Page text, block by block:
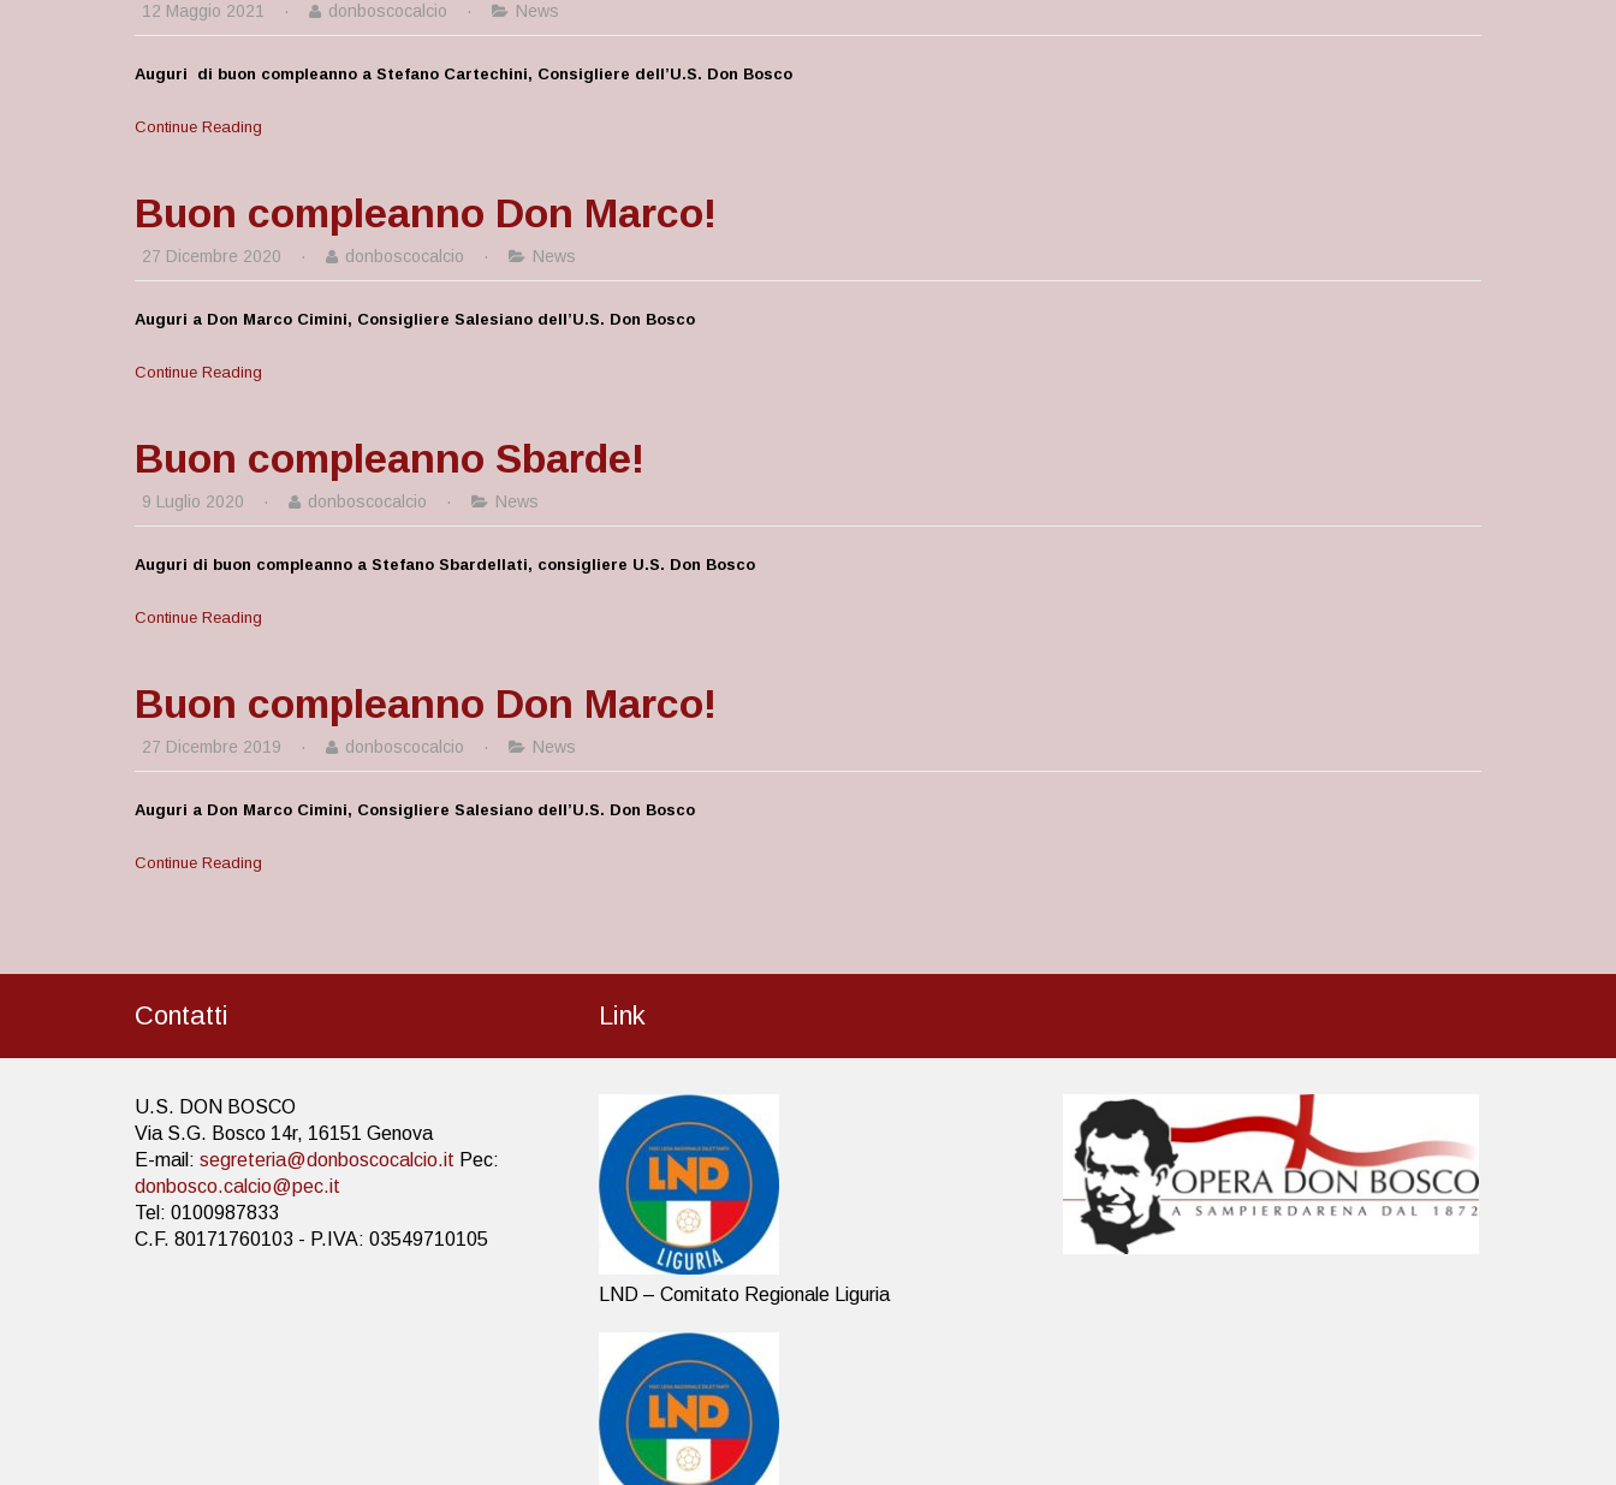
12 Maggio 2021 · donboscocalcio · News
Auguri di buon compleanno a Stefano Cartechini, Consigliere dell’U.S. Don Bosco
Continue Reading
Buon compleanno Don Marco!
27 Dicembre 2020 · donboscocalcio · News
Auguri a Don Marco Cimini, Consigliere Salesiano dell’U.S. Don Bosco
Continue Reading
Buon compleanno Sbarde!
9 Luglio 2020 · donboscocalcio · News
Auguri di buon compleanno a Stefano Sbardellati, consigliere U.S. Don Bosco
Continue Reading
Buon compleanno Don Marco!
27 Dicembre 2019 · donboscocalcio · News
Auguri a Don Marco Cimini, Consigliere Salesiano dell’U.S. Don Bosco
Continue Reading
Contatti
U.S. DON BOSCO
Via S.G. Bosco 14r, 16151 Genova
E-mail: segreteria@donboscocalcio.it Pec:
donbosco.calcio@pec.it
Tel: 0100987833
C.F. 80171760103 - P.IVA: 03549710105
Link
LND – Comitato Regionale Liguria